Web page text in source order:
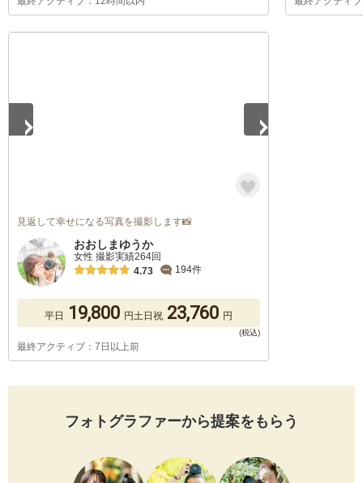
見返して幸せになる写真を撮影します📸
おおしまゆうか
女性 撮影実績264回
4.73
194件
平日 19,800 円土日祝 23,760 円
最終アクティブ：7日以上前
フォトグラファーから提案をもらう